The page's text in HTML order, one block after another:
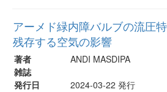
アーメド緑内障バルブの流圧
残存する空気の影響
著者
ANDI MASDIPA
雑誌
発行日
2024-03-22 発行